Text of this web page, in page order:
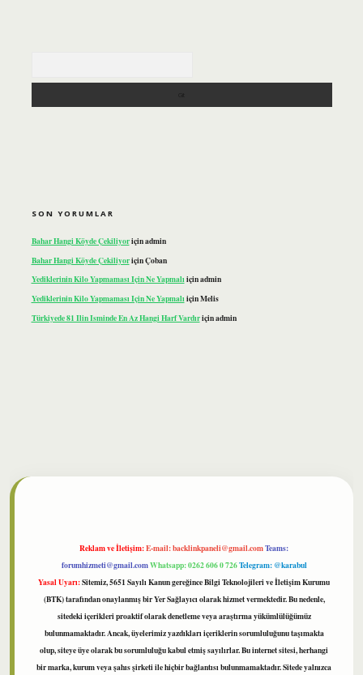
SON YORUMLAR
Bahar Hangi Köyde Çekiliyoriçinadmin
Bahar Hangi Köyde ÇekiliyoriçinÇoban
Yediklerinin Kilo Yapmaması Için Ne Yapmalıiçinadmin
Yediklerinin Kilo Yapmaması Için Ne YapmalıiçinMelis
Türkiyede 81 Ilin Isminde En Az Hangi Harf Vardıriçinadmin
Reklam ve İletişim:E-mail:backlinkpaneli@gmail.comTeams:
forumhizmeti@gmail.comWhatsapp: 0262 606 0 726Telegram: @karabul
Yasal Uyarı:Sitemiz, 5651 Sayılı Kanun gereğince Bilgi Teknolojileri ve İletişim Kurumu
(BTK) tarafından onaylanmış bir Yer Sağlayıcı olarak hizmet vermektedir. Bu nedenle,
sitedeki içerikleri proaktif olarak denetleme veya araştırma yükümlülüğümüz
bulunmamaktadır. Ancak, üyelerimiz yazdıkları içeriklerin sorumluluğunu taşımakta
olup, siteye üye olarak bu sorumluluğu kabul etmiş sayılırlar. Bu internet sitesi, herhangi
bir marka, kurum veya şahıs şirketi ile hiçbir bağlantısı bulunmamaktadır. Sitede yalnızca